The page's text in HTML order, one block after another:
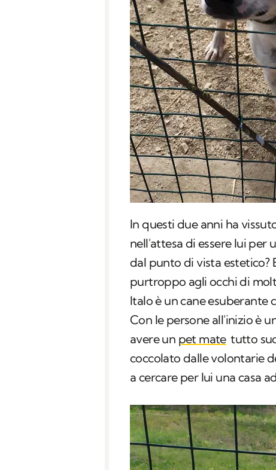
In questi due anni ha
nell'attesa di essere lui per
dal punto di vista estetico?
purtroppo agli occhi di
Italo è un cane esuberante
Con le persone all'inizio è
avere un pet mate tutto
coccolato dalle volontarie
a cercare per lui una casa